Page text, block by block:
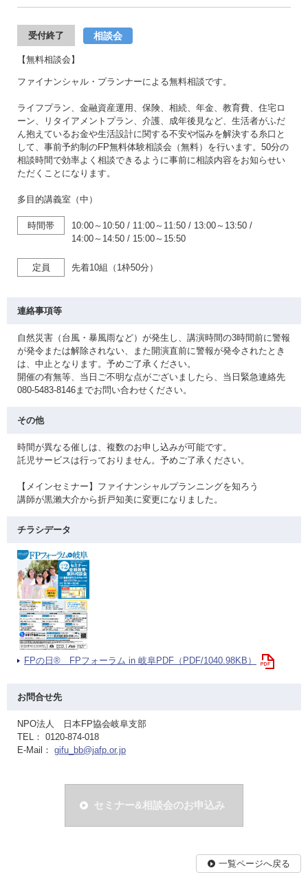
受付終了 相談会
【無料相談会】
ファイナンシャル・プランナーによる無料相談です。
ライフプラン、金融資産運用、保険、相続、年金、教育費、住宅ロ
ーン、リタイアメントプラン、介護、成年後見など、生活者がふだ
ん抱えているお金や生活設計に関する不安や悩みを解決する糸口と
して、事前予約制のFP無料体験相談会（無料）を行います。50分の
相談時間で効率よく相談できるように事前に相談内容をお知らせい
ただくことになります。
多目的講義室（中）
時間帯 10:00～10:50 / 11:00～11:50 / 13:00～13:50 /
14:00～14:50 / 15:00～15:50
定員 先着10組（1枠50分）
連絡事項等
自然災害（台風・暴風雨など）が発生し、講演時間の3時間前に警報
が発令または解除されない、また開演直前に警報が発令されたとき
は、中止となります。予めご了承ください。
開催の有無等、当日ご不明な点がございましたら、当日緊急連絡先
080-5483-8146までお問い合わせください。
その他
時間が異なる催しは、複数のお申し込みが可能です。
託児サービスは行っておりません。予めご了承ください。
【メインセミナー】ファイナンシャルプランニングを知ろう
講師が黒瀨大介から折戸知美に変更になりました。
チラシデータ
FPの日® FPフォーラム in 岐阜PDF（PDF/1040.98KB）
お問合せ先
NPO法人 日本FP協会岐阜支部
TEL： 0120-874-018
E-Mail： gifu_bb@jafp.or.jp
セミナー&相談会のお申込み
一覧ページへ戻る